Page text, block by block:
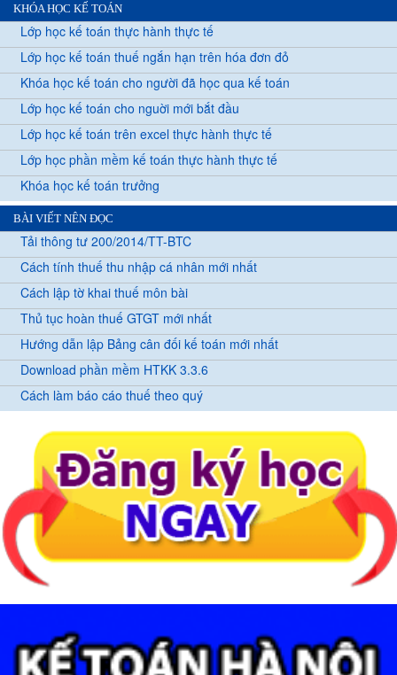
KHÓA HỌC KẾ TOÁN
Lớp học kế toán thực hành thực tế
Lớp học kế toán thuế ngắn hạn trên hóa đơn đỏ
Khóa học kế toán cho người đã học qua kế toán
Lớp học kế toán cho nguời mới bắt đầu
Lớp học kế toán trên excel thực hành thực tế
Lớp học phần mềm kế toán thực hành thực tế
Khóa học kế toán trưởng
BÀI VIẾT NÊN ĐỌC
Tải thông tư 200/2014/TT-BTC
Cách tính thuế thu nhập cá nhân mới nhất
Cách lập tờ khai thuế môn bài
Thủ tục hoàn thuế GTGT mới nhất
Hướng dẫn lập Bảng cân đối kế toán mới nhất
Download phần mềm HTKK 3.3.6
Cách làm báo cáo thuế theo quý